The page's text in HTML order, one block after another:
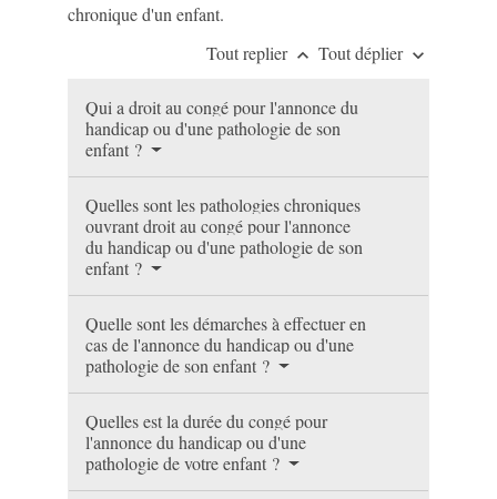
chronique d'un enfant.
Tout replier keyboard_arrow_up Tout déplier keyboard_arrow_down
Qui a droit au congé pour l'annonce du
handicap ou d'une pathologie de son
enfant ?
Quelles sont les pathologies chroniques
ouvrant droit au congé pour l'annonce
du handicap ou d'une pathologie de son
enfant ?
Quelle sont les démarches à effectuer en
cas de l'annonce du handicap ou d'une
pathologie de son enfant ?
Quelles est la durée du congé pour
l'annonce du handicap ou d'une
pathologie de votre enfant ?